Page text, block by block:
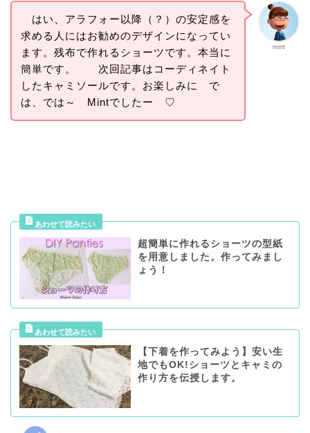
mint
はい、アラフォー以降（？）の安定感を
求める人にはお勧めのデザインになってい
ます。残布で作れるショーツです。本当に
簡単です。 次回記事はコーディネイト
したキャミソールです。お楽しみに で
は、では～ Mintでしたー ♡
超簡単に作れるショーツの型紙
を用意しました。作ってみまし
ょう！
【下着を作ってみよう】安い生
地でもOK!ショーツとキャミの
作り方を伝授します。